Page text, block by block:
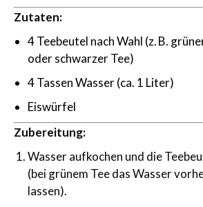
Zutaten:
4 Teebeutel nach Wahl (z. B.
oder schwarzer Tee)
4 Tassen Wasser (ca. 1 Liter)
Eiswürfel
Zubereitung:
Wasser aufkochen und die
(bei grünem Tee das Wasser
lassen).